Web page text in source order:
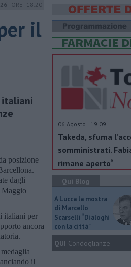
ORE 18:20
il
posizione
dagli
Maggio
italiani per
ancora
il
06 Agosto | 19.09
Takeda, sfuma
somministrati.
rimane aperto“
Qui Blog
A Lucca la mostra
di Marcello
Scarselli “Dialoghi
con la città"
QUI Condoglianze